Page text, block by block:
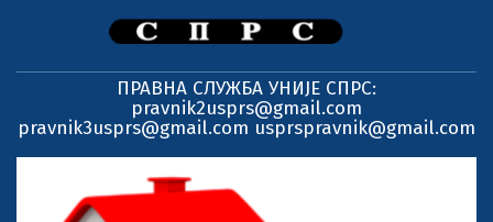
ПРАВНА СЛУЖБА УНИЈЕ СПРС:
pravnik2usprs@gmail.com
pravnik3usprs@gmail.com usprspravnik@gmail.com